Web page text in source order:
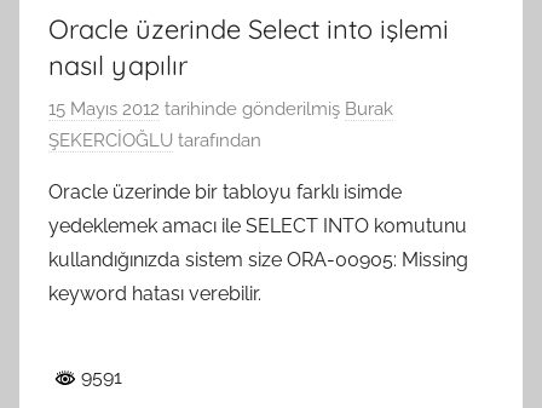
Oracle üzerinde Select into işlemi
nasıl yapılır
15 Mayıs 2012 tarihinde gönderilmiş Burak
ŞEKERCİOĞLU tarafından
Oracle üzerinde bir tabloyu farklı isimde
yedeklemek amacı ile SELECT INTO komutunu
kullandığınızda sistem size ORA-00905: Missing
keyword hatası verebilir.
9591